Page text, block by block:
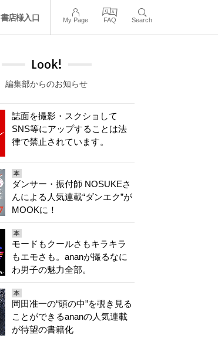
書店様入口 My Page FAQ Search
Look!
編集部からのお知らせ
誌面を撮影・スクショして
SNS等にアップすることは法
律で禁止されています。
本
ダンサー・振付師 NOSUKEさ
んによる人気連載“ダンエク”が
MOOKに！
本
モードもクールさもキラキラ
もエモさも。ananが撮るなに
わ男子の魅力全部。
本
岡田准一の“頭の中”を覗き見る
ことができるananの人気連載
が待望の書籍化